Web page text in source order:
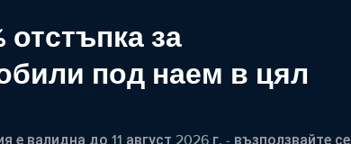
отстъпка за
под наем в цял
е валидна до 11 август 2026 г. - възползвайте се